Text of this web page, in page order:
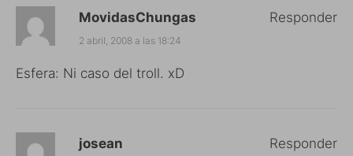
MovidasChungas
2 abril, 2008 a las 18:24
Esfera: Ni caso del troll. xD
Responder
josean Responder